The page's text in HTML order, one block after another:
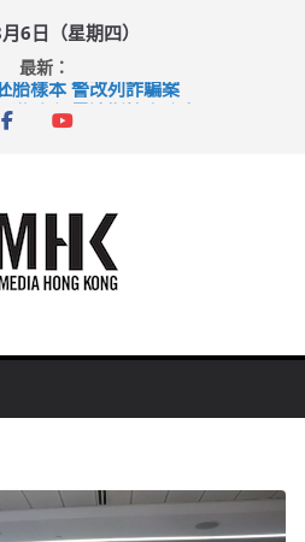
6日（星期四）
最新：
胎樣本 警改列詐騙案
激戰 祖雲達斯挫車路士